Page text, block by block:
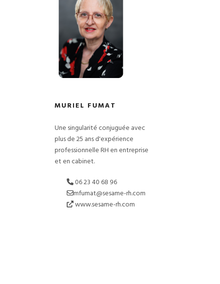
MURIEL FUMAT
Une singularité conjuguée avec
plus de 25 ans d'expérience
professionnelle RH en entreprise
et en cabinet.
06 23 40 68 96
mfumat@sesame-rh.com
www.sesame-rh.com